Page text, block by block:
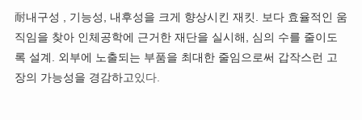
耐내구성 , 기능성, 내후성을 크게 향상시킨 재킷. 보다 효율적인 움
직임을 찾아 인체공학에 근거한 재단을 실시해, 심의 수를 줄이도
록 설계. 외부에 노출되는 부품을 최대한 줄임으로써 갑작스런 고
장의 가능성을 경감하고있다.